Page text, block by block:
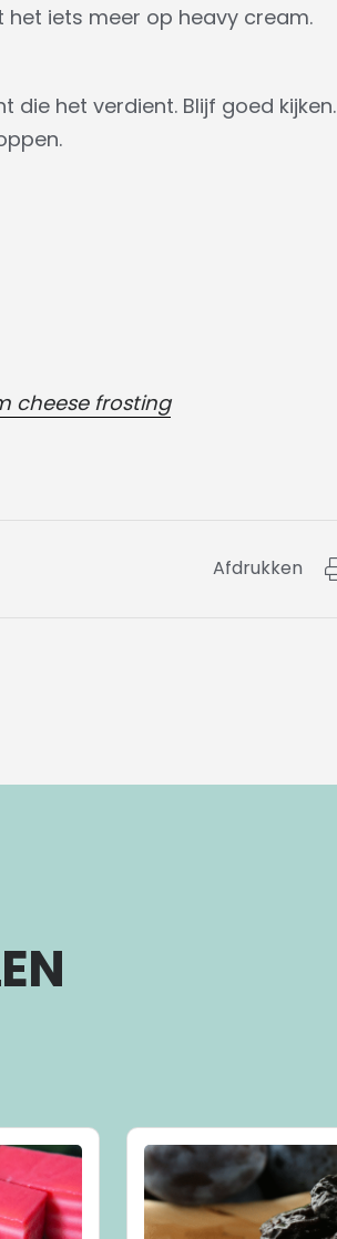
iets meer op heavy cream.
het verdient. Blijf goed kijken.
cheese frosting
Afdrukken